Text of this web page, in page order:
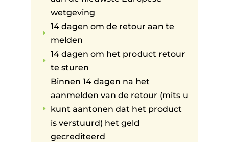
wetgeving
E
14 dagen om de retour aan te
melden
E
14 dagen om het product retour
te sturen
E
Binnen 14 dagen na het
aanmelden van de retour (mits u
kunt aantonen dat het product
is verstuurd) het geld
gecrediteerd